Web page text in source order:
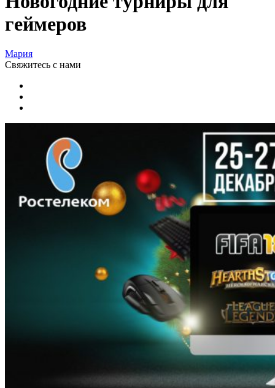
геймеров
Мария
Свяжитесь с нами